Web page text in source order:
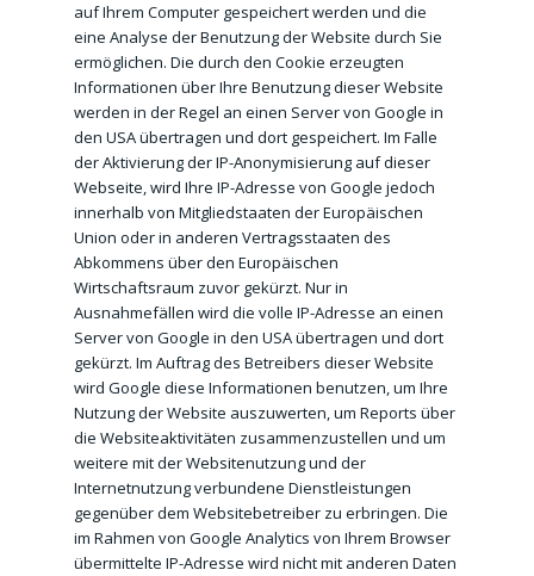
auf Ihrem Computer gespeichert werden und die
eine Analyse der Benutzung der Website durch Sie
ermöglichen. Die durch den Cookie erzeugten
Informationen über Ihre Benutzung dieser Website
werden in der Regel an einen Server von Google in
den USA übertragen und dort gespeichert. Im Falle
der Aktivierung der IP-Anonymisierung auf dieser
Webseite, wird Ihre IP-Adresse von Google jedoch
innerhalb von Mitgliedstaaten der Europäischen
Union oder in anderen Vertragsstaaten des
Abkommens über den Europäischen
Wirtschaftsraum zuvor gekürzt. Nur in
Ausnahmefällen wird die volle IP-Adresse an einen
Server von Google in den USA übertragen und dort
gekürzt. Im Auftrag des Betreibers dieser Website
wird Google diese Informationen benutzen, um Ihre
Nutzung der Website auszuwerten, um Reports über
die Websiteaktivitäten zusammenzustellen und um
weitere mit der Websitenutzung und der
Internetnutzung verbundene Dienstleistungen
gegenüber dem Websitebetreiber zu erbringen. Die
im Rahmen von Google Analytics von Ihrem Browser
übermittelte IP-Adresse wird nicht mit anderen Daten